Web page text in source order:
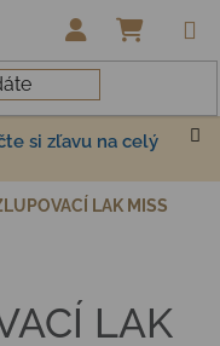
si zľavu na celý
LAK MISS
LAK